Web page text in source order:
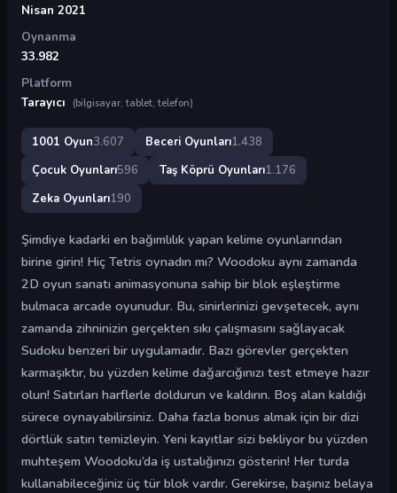
Nisan 2021
Oynanma
33.982
Platform
Tarayıcı
(bilgisayar, tablet, telefon)
1001 Oyun3.607 Beceri Oyunları1.438
Çocuk Oyunları596 Taş Köprü Oyunları1.176
Zeka Oyunları190
Şimdiye kadarki en bağımlılık yapan kelime oyunlarından
birine girin! Hiç Tetris oynadın mı? Woodoku aynı zamanda
2D oyun sanatı animasyonuna sahip bir blok eşleştirme
bulmaca arcade oyunudur. Bu, sinirlerinizi gevşetecek, aynı
zamanda zihninizin gerçekten sıkı çalışmasını sağlayacak
Sudoku benzeri bir uygulamadır. Bazı görevler gerçekten
karmaşıktır, bu yüzden kelime dağarcığınızı test etmeye hazır
olun! Satırları harflerle doldurun ve kaldırın. Boş alan kaldığı
sürece oynayabilirsiniz. Daha fazla bonus almak için bir dizi
dörtlük satırı temizleyin. Yeni kayıtlar sizi bekliyor bu yüzden
muhteşem Woodoku’da iş ustalığınızı gösterin! Her turda
kullanabileceğiniz üç tür blok vardır. Gerekirse, başınız belaya